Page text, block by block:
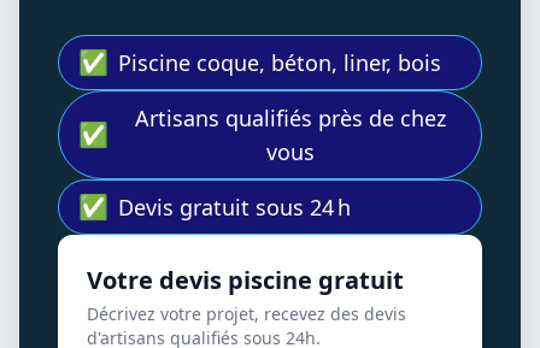
✅ Piscine coque, béton, liner, bois
✅
Artisans qualifiés près de chez
vous
✅ Devis gratuit sous 24 h
Votre devis piscine gratuit
Décrivez votre projet, recevez des devis
d'artisans qualifiés sous 24h.